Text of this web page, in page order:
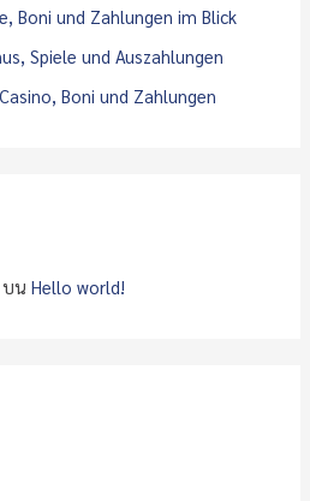
Boni und Zahlungen im Blick
Spiele und Auszahlungen
Boni und Zahlungen
บนHello world!